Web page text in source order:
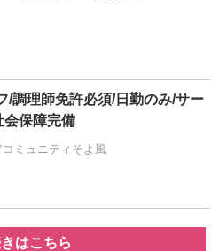
/調理師免許必須/日勤のみ/サー
会保障完備
ミュニティそよ風
はこちら